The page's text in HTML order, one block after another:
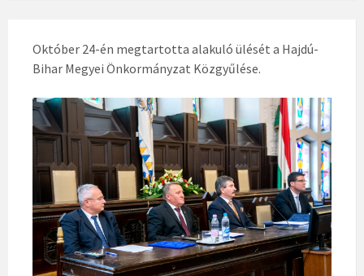
Október 24-én megtartotta alakuló ülését a Hajdú-
Bihar Megyei Önkormányzat Közgyűlése.